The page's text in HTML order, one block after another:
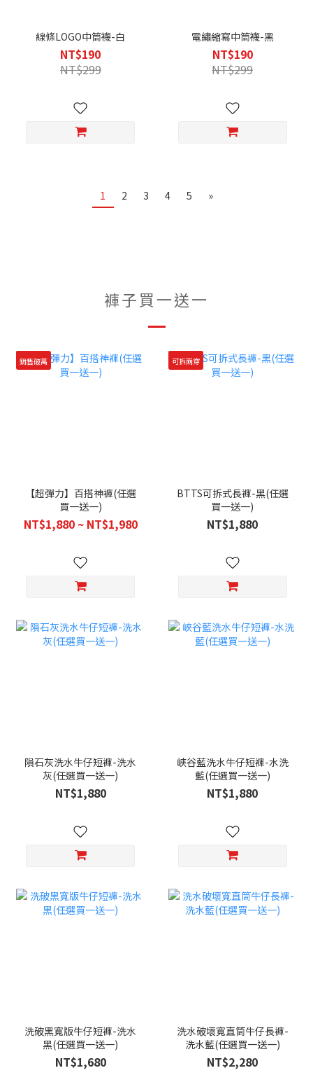
線條LOGO中筒襪-白
NT$190
NT$299
電繡縮寫中筒襪-黑
NT$190
NT$299
1 2 3 4 5 »
褲子買一送一
銷售破萬
【超彈力】百搭神褲(任選
買一送一)
NT$1,880 ~ NT$1,980
可拆兩穿
BTTS可拆式長褲-黑(任選
買一送一)
NT$1,880
隕石灰洗水牛仔短褲-洗水
灰(任選買一送一)
NT$1,880
峽谷藍洗水牛仔短褲-水洗
藍(任選買一送一)
NT$1,880
洗破黑寬版牛仔短褲-洗水
黑(任選買一送一)
NT$1,680
洗水破壞寬直筒牛仔長褲-
洗水藍(任選買一送一)
NT$2,280